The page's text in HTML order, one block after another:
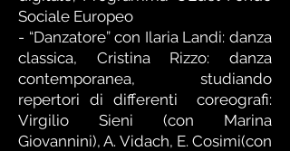
Sociale Europeo
- “Danzatore” con Ilaria Landi: danza
classica, Cristina Rizzo: danza
contemporanea, studiando
repertori di differenti coreografi:
Virgilio Sieni (con Marina
Giovannini), A. Vidach, E. Cosimi(con